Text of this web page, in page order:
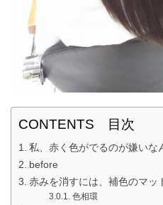
CONTENTS 目次
私、赤く色がでるのが嫌いな
before
赤みを消すには、補色のマッ
色相環